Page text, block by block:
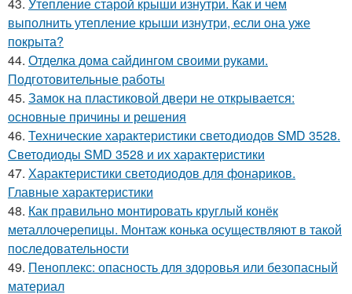
выполнить утепление крыши изнутри, если она уже
покрыта?
44. Отделка дома сайдингом своими руками.
Подготовительные работы
45. Замок на пластиковой двери не открывается:
основные причины и решения
46. Технические характеристики светодиодов SMD 3528.
Светодиоды SMD 3528 и их характеристики
47. Характеристики светодиодов для фонариков.
Главные характеристики
48. Как правильно монтировать круглый конёк
металлочерепицы. Монтаж конька осуществляют в такой
последовательности
49. Пеноплекс: опасность для здоровья или безопасный
материал